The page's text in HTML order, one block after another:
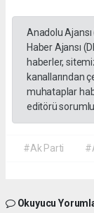
Anadolu
Haber Ajansı
haberler,
kanallarından
muhataplar
editörü sorumlu
#Ak Parti
Okuyucu